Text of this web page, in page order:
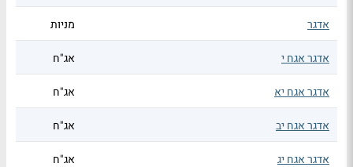
אדגר מניות
אדגר אגח י אג"ח
אדגר אגח יא אג"ח
אדגר אגח יב אג"ח
אדגר אגח יג אג"ח